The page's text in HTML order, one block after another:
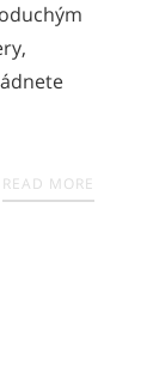
READ MORE